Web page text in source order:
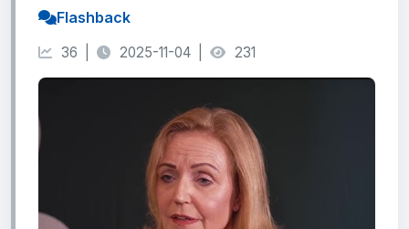
Flashback
36 | 2025-11-04 | 231